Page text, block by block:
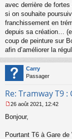
g
e
n
o
n
u
avec derrière de
si on souhaite
franchissement en
depuis sa création…
coup de peinture sur
afin d’améliorer la
Carry
Passager
Re: Tramway T9
e
26 août 2021, 12:42
Bonjour,
Pourtant T6 à Gare